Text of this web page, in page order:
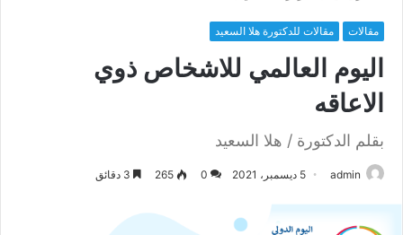
مقالات مقالات للدكتورة هلا السعيد
اليوم العالمي للاشخاص ذوي
الاعاقه
بقلم الدكتورة / هلا السعيد
admin 5 ديسمبر، 2021 0
265